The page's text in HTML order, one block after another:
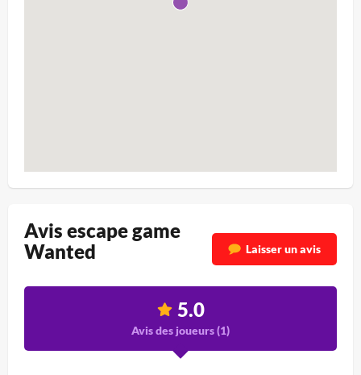
Avis escape game
Wanted
Laisser un avis
5.0
Avis des joueurs (1)